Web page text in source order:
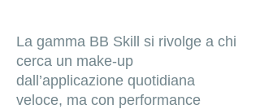
La gamma BB Skill si rivolge a chi
cerca un make‑up
dall’applicazione quotidiana
veloce, ma con performance